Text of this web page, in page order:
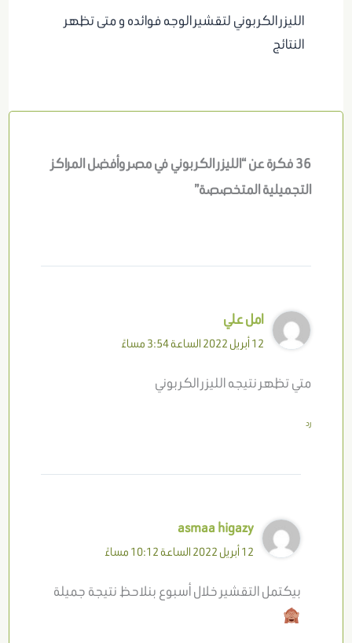
الليزر الكربوني لتقشير الوجه فوائده و متى تظهر
النتائج
36 فكرة عن “الليزر الكربوني في مصر وأفضل المراكز
التجميلية المتخصصة”
امل علي
12 أبريل 2022 الساعة 3:54 مساءً
متي تظهر نتيجه الليزر الكربوني
رد
asmaa higazy
12 أبريل 2022 الساعة 10:12 مساءً
بيكتمل التقشير خلال أسبوع بنلاحظ نتيجة جميلة